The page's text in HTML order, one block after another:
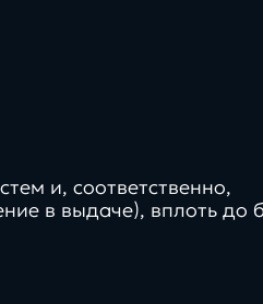
и, соответственно,
в выдаче), вплоть до